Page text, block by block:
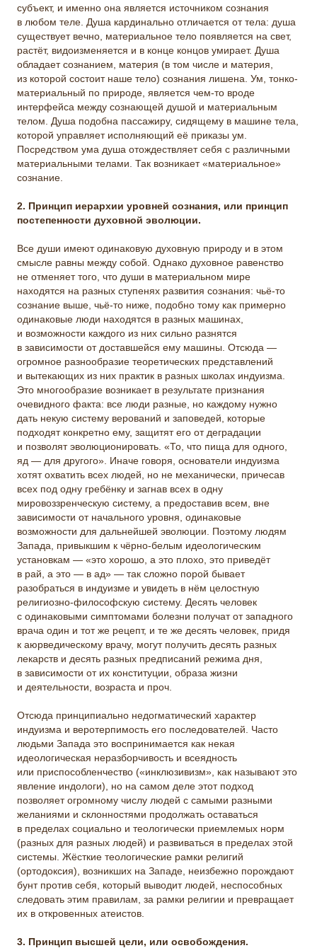
субъект, и именно она является источником сознания
в любом теле. Душа кардинально отличается от тела: душа
существует вечно, материальное тело появляется на свет,
растёт, видоизменяется и в конце концов умирает. Душа
обладает сознанием, материя (в том числе и материя,
из которой состоит наше тело) сознания лишена. Ум, тонко-
материальный по природе, является чем-то вроде
интерфейса между сознающей душой и материальным
телом. Душа подобна пассажиру, сидящему в машине тела,
которой управляет исполняющий её приказы ум.
Посредством ума душа отождествляет себя с различными
материальными телами. Так возникает «материальное»
сознание.
2. Принцип иерархии уровней сознания, или принцип
постепенности духовной эволюции.
Все души имеют одинаковую духовную природу и в этом
смысле равны между собой. Однако духовное равенство
не отменяет того, что души в материальном мире
находятся на разных ступенях развития сознания: чьё-то
сознание выше, чьё-то ниже, подобно тому как примерно
одинаковые люди находятся в разных машинах,
и возможности каждого из них сильно разнятся
в зависимости от доставшейся ему машины. Отсюда —
огромное разнообразие теоретических представлений
и вытекающих из них практик в разных школах индуизма.
Это многообразие возникает в результате признания
очевидного факта: все люди разные, но каждому нужно
дать некую систему верований и заповедей, которые
подходят конкретно ему, защитят его от деградации
и позволят эволюционировать. «То, что пища для одного,
яд — для другого». Иначе говоря, основатели индуизма
хотят охватить всех людей, но не механически, причесав
всех под одну гребёнку и загнав всех в одну
мировоззренческую систему, а предоставив всем, вне
зависимости от начального уровня, одинаковые
возможности для дальнейшей эволюции. Поэтому людям
Запада, привыкшим к чёрно-белым идеологическим
установкам — «это хорошо, а это плохо, это приведёт
в рай, а это — в ад» — так сложно порой бывает
разобраться в индуизме и увидеть в нём целостную
религиозно-философскую систему. Десять человек
с одинаковыми симптомами болезни получат от западного
врача один и тот же рецепт, и те же десять человек, придя
к аюрведическому врачу, могут получить десять разных
лекарств и десять разных предписаний режима дня,
в зависимости от их конституции, образа жизни
и деятельности, возраста и проч.
Отсюда принципиально недогматический характер
индуизма и веротерпимость его последователей. Часто
людьми Запада это воспринимается как некая
идеологическая неразборчивость и всеядность
или приспособленчество («инклюзивизм», как называют это
явление индологи), но на самом деле этот подход
позволяет огромному числу людей с самыми разными
желаниями и склонностями продолжать оставаться
в пределах социально и теологически приемлемых норм
(разных для разных людей) и развиваться в пределах этой
системы. Жёсткие теологические рамки религий
(ортодоксия), возникших на Западе, неизбежно порождают
бунт против себя, который выводит людей, неспособных
следовать этим правилам, за рамки религии и превращает
их в откровенных атеистов.
3. Принцип высшей цели, или освобождения.